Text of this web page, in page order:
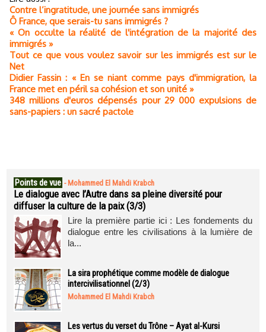
Contre l’ingratitude, une journée sans immigrés
Ô France, que serais-tu sans immigrés ?
« On occulte la réalité de l'intégration de la majorité des
immigrés »
Tout ce que vous voulez savoir sur les immigrés est sur le
Net
Didier Fassin : « En se niant comme pays d'immigration, la
France met en péril sa cohésion et son unité »
348 millions d'euros dépensés pour 29 000 expulsions de
sans-papiers : un sacré pactole
Points de vue - Mohammed El Mahdi Krabch
Le dialogue avec l’Autre dans sa pleine diversité pour
diffuser la culture de la paix (3/3)
Lire la première partie ici : Les fondements du
dialogue entre les civilisations à la lumière de
la...
La sira prophétique comme modèle de dialogue
intercivilisationnel (2/3)
Mohammed El Mahdi Krabch
Les vertus du verset du Trône – Ayat al-Kursi